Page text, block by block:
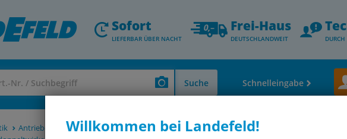
Willkommen bei Landefeld!
Sofort
LIEFERBAR ÜBER NACHT
Frei-Haus
DEUTSCHLANDWEIT
Suche Schnelleingabe
Antriebe & Aktuatoren Pneumatische Zylinder Kolbenstangenzylinder